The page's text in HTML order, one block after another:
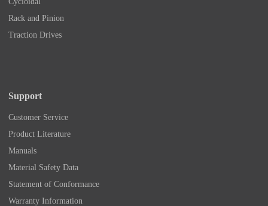
Rack and Pinion
Traction Drives
Support
Customer Service
Product Literature
Manuals
Material Safety Data
Statement of Conformance
Warranty Information